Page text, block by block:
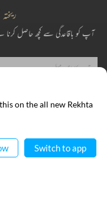
آپ کو باقاعدگی سے کچھ حاصل
فوری رابطے
on the all new Rekhta
Switch to app